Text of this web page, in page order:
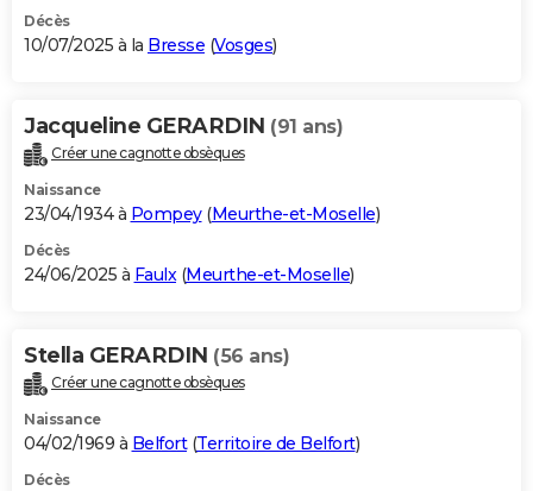
Décès
10/07/2025 à la Bresse (Vosges)
Jacqueline GERARDIN (91 ans)
Créer une cagnotte obsèques
Naissance
23/04/1934 à Pompey(Meurthe-et-Moselle)
Décès
24/06/2025 à Faulx(Meurthe-et-Moselle)
Stella GERARDIN (56 ans)
Créer une cagnotte obsèques
Naissance
04/02/1969 à Belfort(Territoire de Belfort)
Décès